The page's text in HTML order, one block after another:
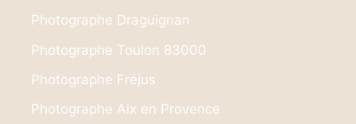
Photographe Draguignan
Photographe Toulon 83000
Photographe Fréjus
Photographe Aix en Provence